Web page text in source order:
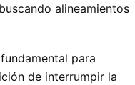
alineamientos
para
de interrumpir la